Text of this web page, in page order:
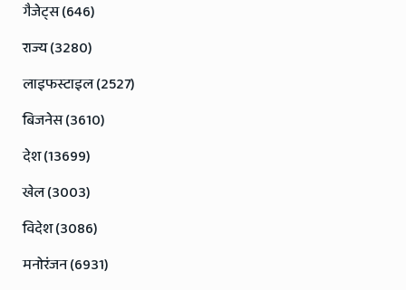
गैजेट्स (646)
राज्य (3280)
लाइफस्टाइल (2527)
बिजनेस (3610)
देश (13699)
खेल (3003)
विदेश (3086)
मनोरंजन (6931)